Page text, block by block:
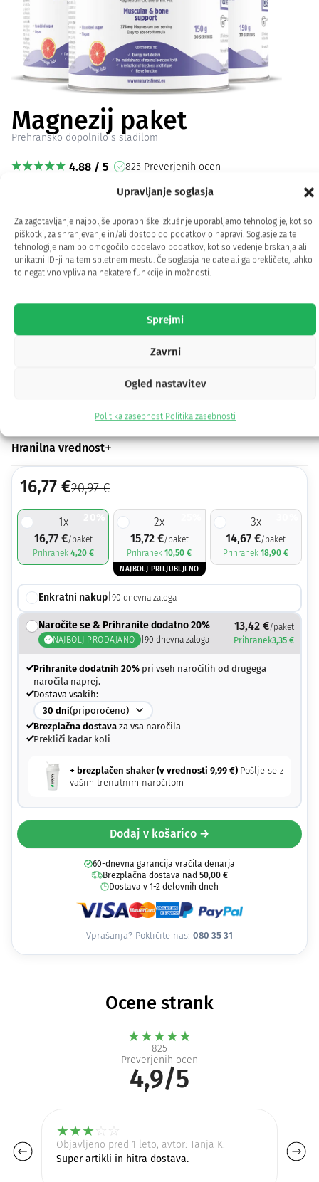
Upravljanje soglasja
Za zagotavljanje najboljše uporabniške izkušnje uporabljamo tehnologije, kot so
piškotki, za shranjevanje in/ali dostop do podatkov o napravi. Soglasje za te
tehnologije nam bo omogočilo obdelavo podatkov, kot so vedenje brskanja ali
unikatni ID-ji na tem spletnem mestu. Če soglasja ne date ali ga prekličete, lahko
to negativno vpliva na nekatere funkcije in možnosti.
Sprejmi
Zavrni
Ogled nastavitev
Politika zasebnostiPolitika zasebnosti
Magnezij paket
Prehransko dopolnilo s sladilom
4.88 / 5 825 Preverjenih ocen
Najbolj kvalitetna in biorazpoložljiva oblika
Magnezija
375 mg magnezijana doziranje
Magnezijev citrat za optimalno absorpcijo
Pripomore k normalnim psihološkim funkcijam 1
zdravim kostem in zobem 1
Hranilna vrednost
16,77 €20,97€
1x
16,77 €/paket
Prihranek 4,20 €
2x
15,72 €/paket
Prihranek10,50€
NAJBOLJ PRILJUBLJENO
3x
14,67€/paket
Prihranek18,90€
Enkratni nakup| 90 dnevna zaloga
Naročite se & Prihranite dodatno 20%
NAJBOLJ PRODAJANO | 90 dnevna zaloga
13,42 €/paket
Prihranek3,35 €
Prihranite dodatnih 20%pri vseh naročilih od drugega
naročila naprej.
Dostava vsakih:
30 dni(priporočeno)
Brezplačna dostavaza vsa naročila
Prekliči kadar koli
+ brezplačen shaker (v vrednosti 9,99 €) Pošlje se z
vašim trenutnim naročilom
Dodaj v košarico →
60-dnevna garancija vračila denarja
Brezplačna dostava nad 50,00 €
Dostava v 1-2 delovnih dneh
Vprašanja? Pokličite nas: 080 35 31
Ocene strank
★★★★★
825
Preverjenih ocen
4,9/5
★★★☆☆
Objavljeno pred 1 leto, avtor: Tanja K.
Super artikli in hitra dostava.